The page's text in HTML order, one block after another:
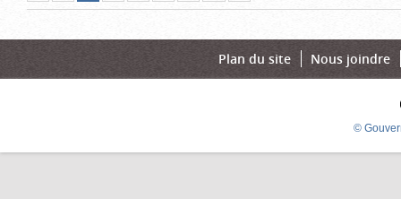
pageprécédente
actuelle)
suivante
page
Plan du site Nous joindre
©